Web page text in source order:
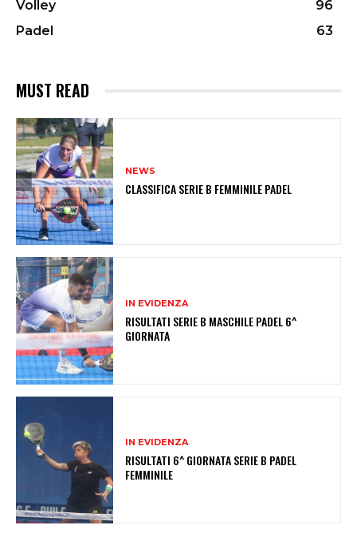
Volley
96
Padel
63
MUST READ
NEWS
CLASSIFICA SERIE B FEMMINILE PADEL
IN EVIDENZA
RISULTATI SERIE B MASCHILE PADEL 6^
GIORNATA
IN EVIDENZA
RISULTATI 6^ GIORNATA SERIE B PADEL
FEMMINILE